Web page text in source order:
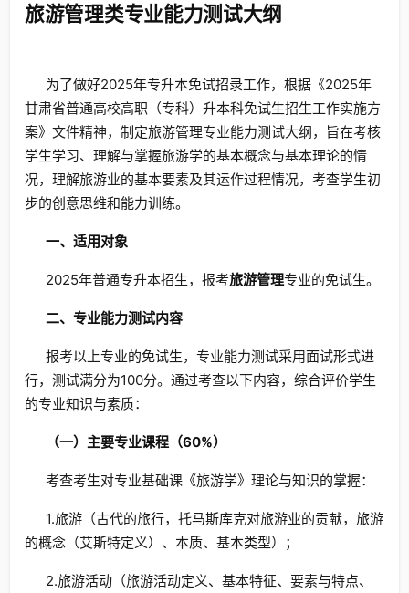
旅游管理类专业能力测试大纲
为了做好2025年专升本免试招录工作，根据《2025年
甘肃省普通高校高职（专科）升本科免试生招生工作实施方
案》文件精神，制定旅游管理专业能力测试大纲，旨在考核
学生学习、理解与掌握旅游学的基本概念与基本理论的情
况，理解旅游业的基本要素及其运作过程情况，考查学生初
步的创意思维和能力训练。
一、适用对象
2025年普通专升本招生，报考旅游管理专业的免试生。
二、专业能力测试内容
报考以上专业的免试生，专业能力测试采用面试形式进
行，测试满分为100分。通过考查以下内容，综合评价学生
的专业知识与素质：
（一）主要专业课程（60%）
考查考生对专业基础课《旅游学》理论与知识的掌握：
1.旅游（古代的旅行，托马斯库克对旅游业的贡献，旅游
的概念（艾斯特定义）、本质、基本类型）；
2.旅游活动（旅游活动定义、基本特征、要素与特点、